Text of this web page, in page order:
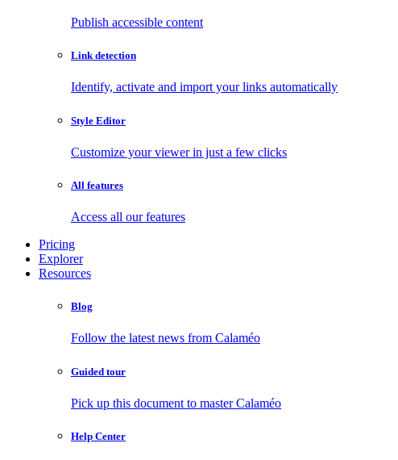
Publish accessible content
Link detection
Identify, activate and import your links automatically
Style Editor
Customize your viewer in just a few clicks
All features
Access all our features
Pricing
Explorer
Resources
Blog
Follow the latest news from Calaméo
Guided tour
Pick up this document to master Calaméo
Help Center